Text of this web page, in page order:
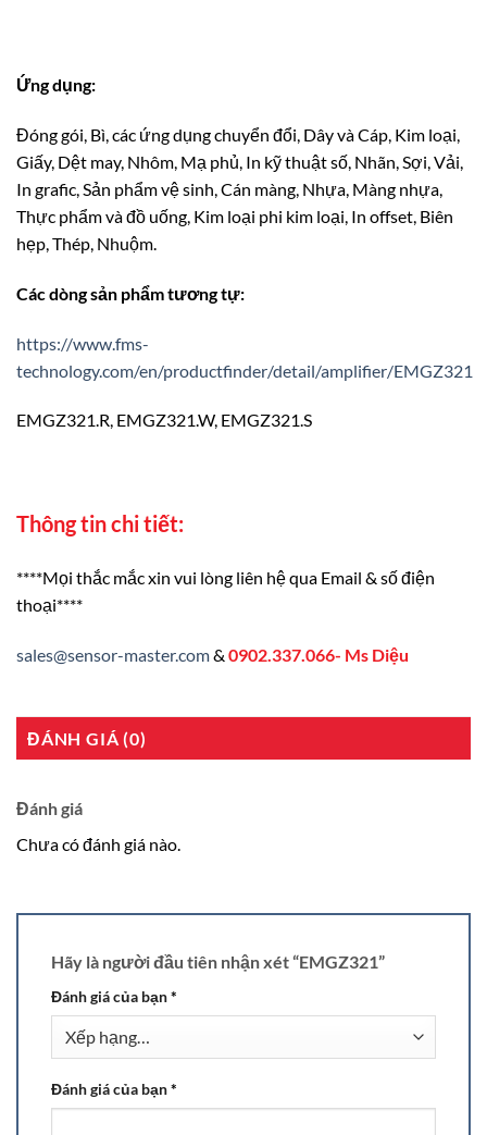
Ứng dụng:
Đóng gói, Bì, các ứng dụng chuyển đổi, Dây và Cáp, Kim loại,
Giấy, Dệt may, Nhôm, Mạ phủ, In kỹ thuật số, Nhãn, Sợi, Vải,
In grafic, Sản phẩm vệ sinh, Cán màng, Nhựa, Màng nhựa,
Thực phẩm và đồ uống, Kim loại phi kim loại, In offset, Biên
hẹp, Thép, Nhuộm.
Các dòng sản phẩm tương tự:
https://www.fms-
technology.com/en/productfinder/detail/amplifier/EMGZ321
EMGZ321.R, EMGZ321.W, EMGZ321.S
Thông tin chi tiết:
****Mọi thắc mắc xin vui lòng liên hệ qua Email & số điện
thoại****
sales@sensor-master.com& 0902.337.066- Ms Diệu
ĐÁNH GIÁ (0)
Đánh giá
Chưa có đánh giá nào.
Hãy là người đầu tiên nhận xét “EMGZ321”
Đánh giá của bạn*
Đánh giá của bạn*